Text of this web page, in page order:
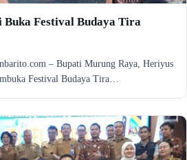
Buka Festival Budaya Tira
– Bupati Murung Raya, Heriyus
Festival Budaya Tira…